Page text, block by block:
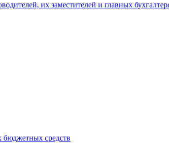
их заместителей и главных
средств